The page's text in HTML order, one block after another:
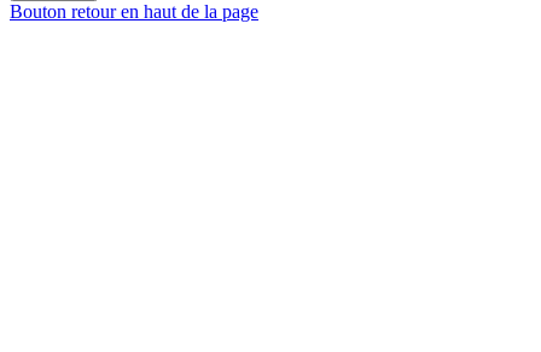
Bouton retour en haut de la page